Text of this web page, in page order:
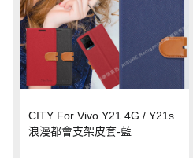
CITY For Vivo Y21 4G / Y21s
浪漫都會支架皮套-藍